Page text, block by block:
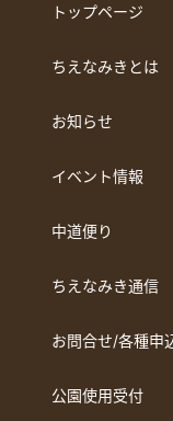
トップページ
ちえなみきとは
お知らせ
イベント情報
中道便り
ちえなみき通信
お問合せ/各種申
公園使用受付